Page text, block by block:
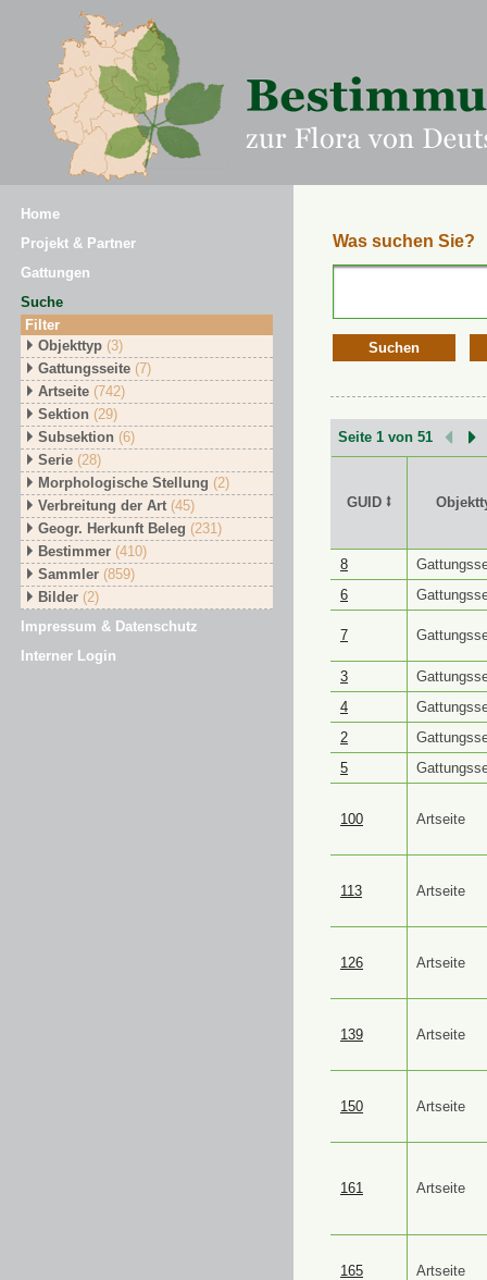
Home
Projekt & Partner
Gattungen
Suche
Filter
Objekttyp (3)
Gattungsseite (7)
Artseite (742)
Sektion (29)
Subsektion (6)
Serie (28)
Morphologische Stellung (2)
Verbreitung der Art (45)
Geogr. Herkunft Beleg (231)
Bestimmer (410)
Sammler (859)
Bilder (2)
Impressum & Datenschutz
Interner Login
Was suchen Sie?
Suchen
Seite 1 von 51
GUID ⭥
GUID ⭥
8
6
7
3
4
2
5
100 Artseite
113 Artseite
126 Artseite
139 Artseite
150 Artseite
161 Artseite
165 Artseite